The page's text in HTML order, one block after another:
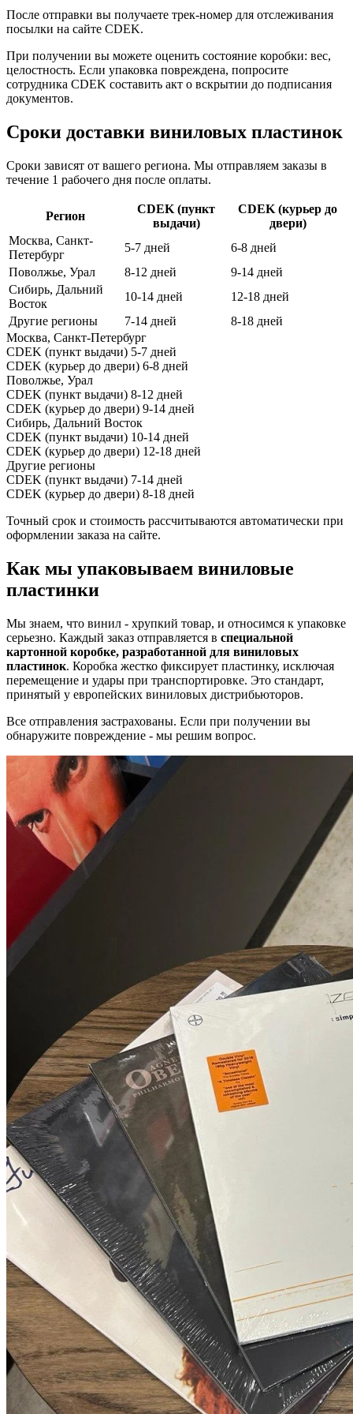
После отправки вы получаете трек-номер для отслеживания
посылки на сайте CDEK.
При получении вы можете оценить состояние коробки: вес,
целостность. Если упаковка повреждена, попросите
сотрудника CDEK составить акт о вскрытии до подписания
документов.
Сроки доставки виниловых пластинок
Сроки зависят от вашего региона. Мы отправляем заказы в
течение 1 рабочего дня после оплаты.
Регион
CDEK (пункт
выдачи)
CDEK (курьер до
двери)
Москва, Санкт-
Петербург
5-7 дней
6-8 дней
Поволжье, Урал
8-12 дней
9-14 дней
Сибирь, Дальний
Восток
10-14 дней
12-18 дней
Другие регионы
7-14 дней
8-18 дней
Москва, Санкт-Петербург
CDEK (пункт выдачи) 5-7 дней
CDEK (курьер до двери) 6-8 дней
Поволжье, Урал
CDEK (пункт выдачи) 8-12 дней
CDEK (курьер до двери) 9-14 дней
Сибирь, Дальний Восток
CDEK (пункт выдачи) 10-14 дней
CDEK (курьер до двери) 12-18 дней
Другие регионы
CDEK (пункт выдачи) 7-14 дней
CDEK (курьер до двери) 8-18 дней
Точный срок и стоимость рассчитываются автоматически при
оформлении заказа на сайте.
Как мы упаковываем виниловые
пластинки
Мы знаем, что винил - хрупкий товар, и относимся к упаковке
серьезно. Каждый заказ отправляется в специальной
картонной коробке, разработанной для виниловых
пластинок. Коробка жестко фиксирует пластинку, исключая
перемещение и удары при транспортировке. Это стандарт,
принятый у европейских виниловых дистрибьюторов.
Все отправления застрахованы. Если при получении вы
обнаружите повреждение - мы решим вопрос.